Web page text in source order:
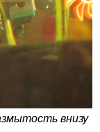
внизу